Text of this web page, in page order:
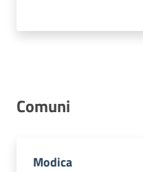
Comuni
Modica